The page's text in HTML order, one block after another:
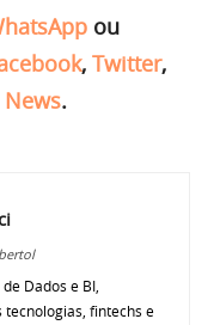
ou
, Twitter,
.
Dados e BI,
tecnologias, fintechs e